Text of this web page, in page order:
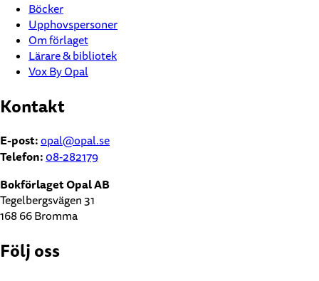
Böcker
Upphovspersoner
Om förlaget
Lärare & bibliotek
Vox By Opal
Kontakt
E-post:opal@opal.se
Telefon:08-282179
Bokförlaget Opal AB
Tegelbergsvägen 31
168 66 Bromma
Följ oss